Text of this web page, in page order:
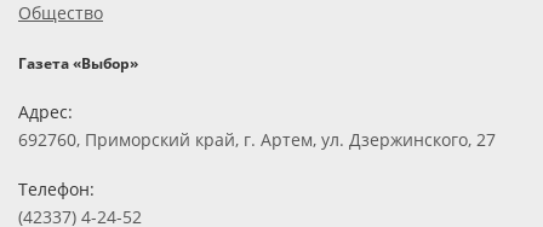
Общество
Газета «Выбор»
Адрес:
692760, Приморский край, г. Артем, ул. Дзержинского, 27
Телефон:
(42337) 4-24-52